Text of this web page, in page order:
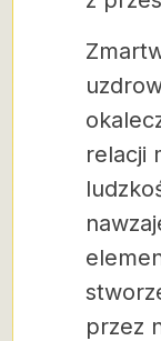
relacji
przez